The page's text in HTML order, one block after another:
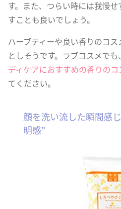
す。また、つらい時には我慢
すことも良いでしょう。
ハーブティーや良い香りのコ
としそうです。ラブコスメでも、
ディケアにおすすめの香りのコ
てください。
顔を洗い流した瞬間感
明感”